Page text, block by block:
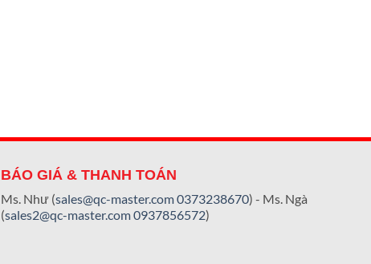
BÁO GIÁ & THANH TOÁN
Ms. Như (sales@qc-master.com0373238670) - Ms. Ngà
(sales2@qc-master.com0937856572)